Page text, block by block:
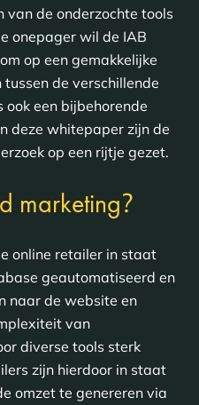
van de onderzochte tools
onepager wil de IAB
op een gemakkelijke
tussen de verschillende
een bijbehorende
deze whitepaper zijn de
op een rijtje gezet.
marketing?
online retailer in staat
geautomatiseerd en
naar de website en
van
diverse tools sterk
zijn hierdoor in staat
omzet te genereren via